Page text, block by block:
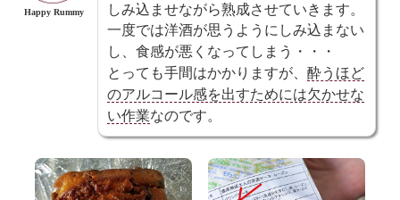
Happy Rummy
しみ込ませながら熟成させていきます。
一度では洋酒が思うようにしみ込まない
し、食感が悪くなってしまう・・・
とっても手間はかかりますが、 酔うほど
のアルコール感を出すためには欠かせな
い作業なのです。